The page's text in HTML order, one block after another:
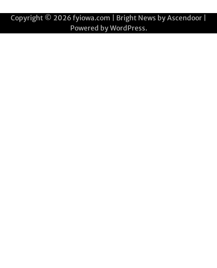
Copyright © 2026fyiowa.com | Bright News byAscendoor
Powered byWordPress.